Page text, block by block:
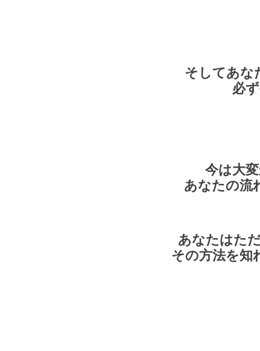
そしてあな
必
今は大
あなたの流
あなたは
その方法を知